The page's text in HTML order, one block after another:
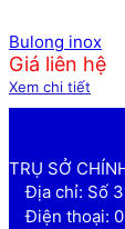
Bulong inox
Giá liên hệ
Xem chi tiết
TRỤ SỞ
Địa chỉ: Số
Điện thoại: